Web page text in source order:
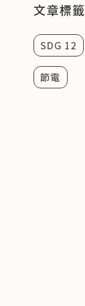
文章標籤
SDG 12
節電